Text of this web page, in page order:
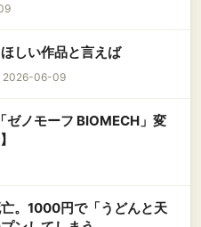
しい作品と言えば
2026-06-09
ゼノモーフ BIOMECH」変
亡。1000円で「うどんと天